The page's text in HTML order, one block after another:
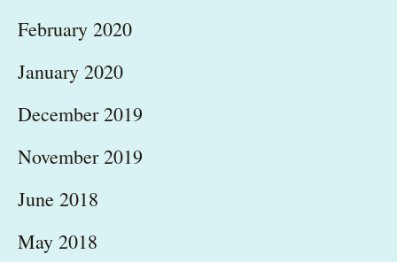
February 2020
January 2020
December 2019
November 2019
June 2018
May 2018